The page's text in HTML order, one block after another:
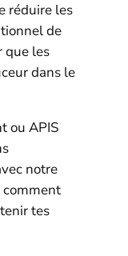
réduire les
de
que les
dans le
ou APIS
notre
comment
tes